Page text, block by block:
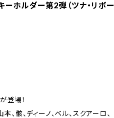
ホルダー第2弾（ツナ・リボー
登場！
、骸、ディーノ、ベル、スクアーロ、